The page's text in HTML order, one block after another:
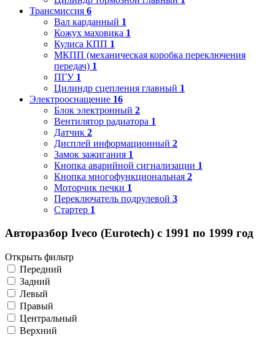
Трансмиссия 6
Вал карданный 1
Кожух маховика 1
Кулиса КПП 1
МКПП (механическая коробка переключения
передач) 1
ПГУ 1
Цилиндр сцепления главный 1
Электрооснащение 16
Блок электронный 2
Вентилятор радиатора 1
Датчик 2
Дисплей информационный 2
Замок зажигания 1
Кнопка аварийной сигнализации 1
Кнопка многофункциональная 2
Моторчик печки 1
Переключатель подрулевой 3
Стартер 1
Авторазбор Iveco (Eurotech) с 1991 по 1999 год
Открыть фильтр
Передний
Задний
Левый
Правый
Центральный
Верхний